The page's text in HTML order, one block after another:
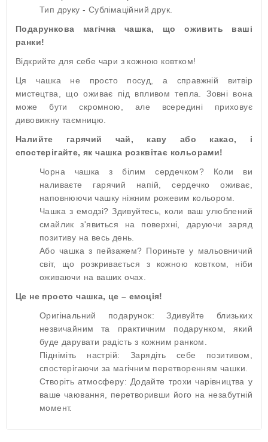
Тип друку - Сублімаційний друк.
Подарункова магічна чашка, що оживить ваші
ранки!
Відкрийте для себе чари з кожною ковтком!
Ця чашка не просто посуд, а справжній витвір
мистецтва, що оживає під впливом тепла. Зовні вона
може бути скромною, але всередині приховує
дивовижну таємницю.
Налийте гарячий чай, каву або какао, і
спостерігайте, як чашка розквітає кольорами!
Чорна чашка з білим сердечком? Коли ви
наливаєте гарячий напій, сердечко оживає,
наповнюючи чашку ніжним рожевим кольором.
Чашка з емодзі? Здивуйтесь, коли ваш улюблений
смайлик з'явиться на поверхні, даруючи заряд
позитиву на весь день.
Або чашка з пейзажем? Пориньте у мальовничий
світ, що розкривається з кожною ковтком, ніби
оживаючи на ваших очах.
Це не просто чашка, це – емоція!
Оригінальний подарунок: Здивуйте близьких
незвичайним та практичним подарунком, який
буде дарувати радість з кожним ранком.
Підніміть настрій: Зарядіть себе позитивом,
спостерігаючи за магічним перетворенням чашки.
Створіть атмосферу: Додайте трохи чарівництва у
ваше чаювання, перетворивши його на незабутній
момент.